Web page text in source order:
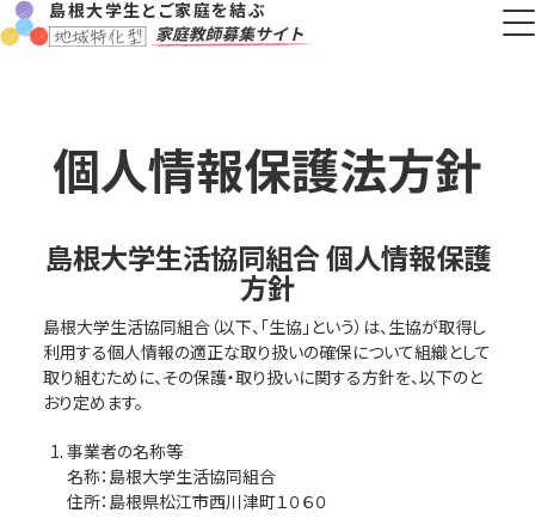
島根大学生とご家庭を結ぶ
個人情報保護法方針
島根大学生活協同組合 個人情報保護
方針
島根大学生活協同組合（以下、「生協」という）は、生協が取得し
利用する個人情報の適正な取り扱いの確保について組織として
取り組むために、その保護・取り扱いに関する方針を、以下のと
おり定めます。
事業者の名称等
名称：島根大学生活協同組合
住所：島根県松江市西川津町１０６０